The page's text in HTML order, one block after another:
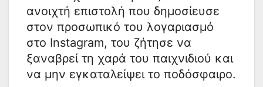
ανοιχτή επιστολή που δημοσίευσε
στον προσωπικό του λογαριασμό
στο Instagram, του ζήτησε να
ξαναβρεί τη χαρά του παιχνιδιού και
να μην εγκαταλείψει το ποδόσφαιρο.